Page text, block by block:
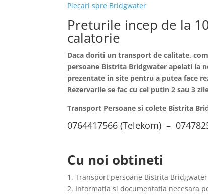
Plecari spre Bridgwater
Preturile incep de la
calatorie
Daca doriti un transport de calitate,
persoane Bistrita Bridgwater apelati la
prezentate in site pentru a putea face
Rezervarile se fac cu cel putin 2 sau 3
Transport Persoane si colete Bistrita
0764417566 (Telekom) –
Cu noi obtineti
1. Transport persoane Bistrita
2. Informatia si documentatia necesara